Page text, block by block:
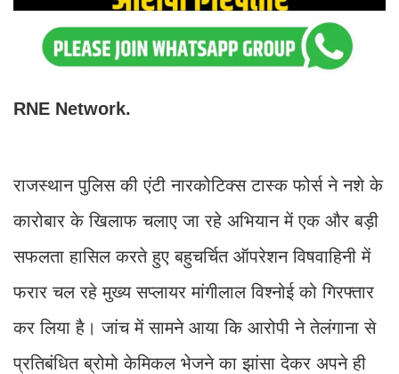
RNE Network.
राजस्थान पुलिस की एंटी नारकोटिक्स टास्क फोर्स ने नशे के
कारोबार के खिलाफ चलाए जा रहे अभियान में एक और बड़ी
सफलता हासिल करते हुए बहुचर्चित ऑपरेशन विषवाहिनी में
फरार चल रहे मुख्य सप्लायर मांगीलाल विश्नोई को गिरफ्तार
कर लिया है। जांच में सामने आया कि आरोपी ने तेलंगाना से
प्रतिबंधित ब्रोमो केमिकल भेजने का झांसा देकर अपने ही